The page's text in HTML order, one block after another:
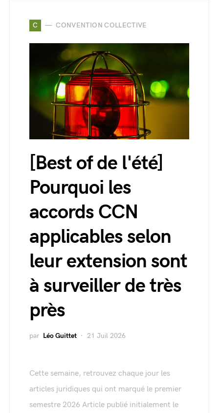
C CONVENTION COLLECTIVE
[Best of de l'été]
Pourquoi les
accords CCN
applicables selon
leur extension sont
à surveiller de très
près
par Léo Guittet 21 Juil 2026
Cette semaine, retrouvez chaque jour les
articles juridiques qui ont marqué le premier
semestre 2026 Article publié initialement le